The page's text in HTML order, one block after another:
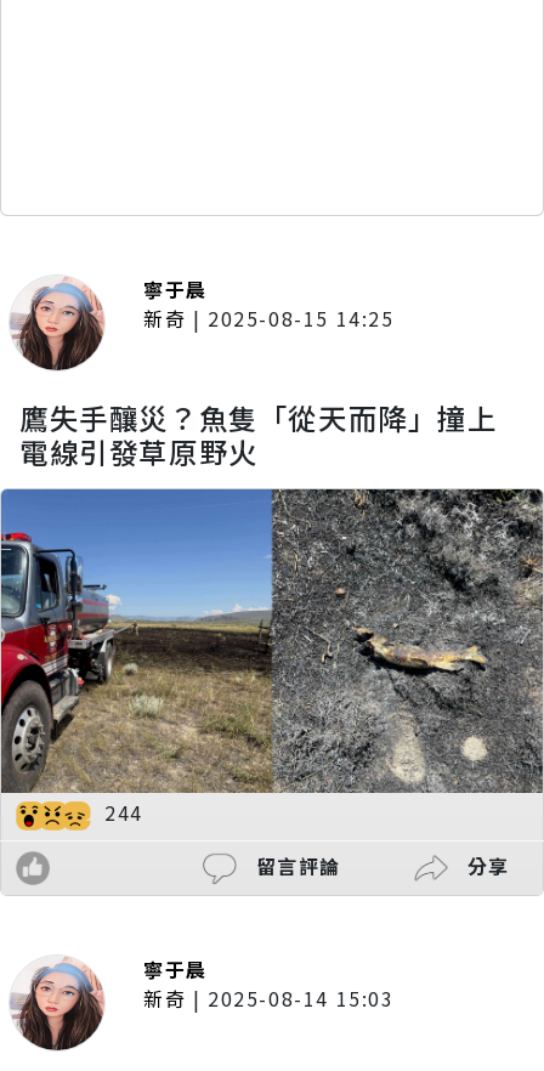
寧于晨
新奇 | 2025-08-15 14:25
鷹失手釀災？魚隻「從天而降」撞上
電線引發草原野火
244
留言評論
分享
寧于晨
新奇 | 2025-08-14 15:03